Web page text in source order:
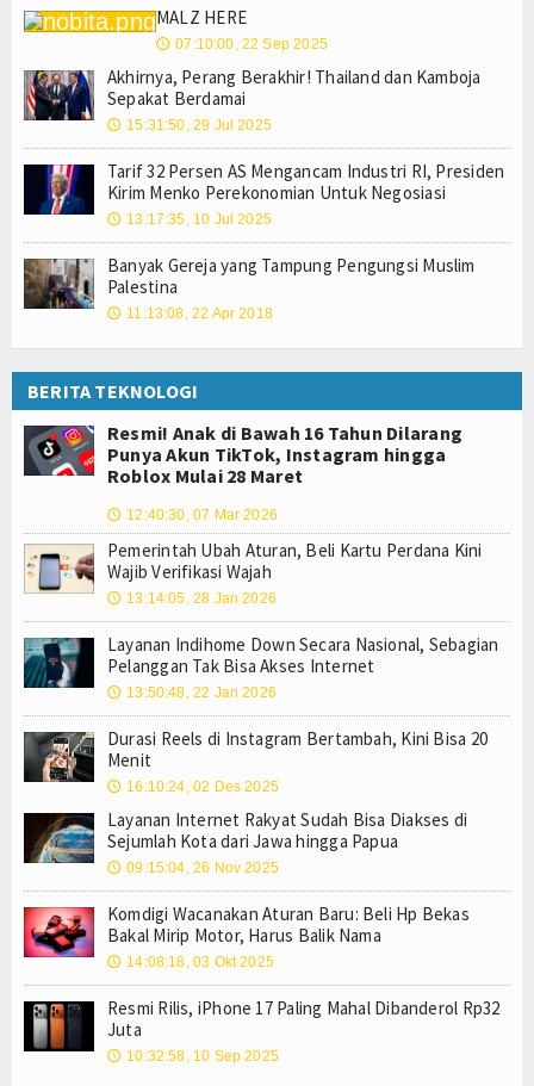
MALZ HERE
🕔 07:10:00, 22 Sep 2025
Akhirnya, Perang Berakhir! Thailand dan Kamboja
Sepakat Berdamai
🕔 15:31:50, 29 Jul 2025
Tarif 32 Persen AS Mengancam Industri RI, Presiden
Kirim Menko Perekonomian Untuk Negosiasi
🕔 13:17:35, 10 Jul 2025
Banyak Gereja yang Tampung Pengungsi Muslim
Palestina
🕔 11:13:08, 22 Apr 2018
BERITA TEKNOLOGI
Resmi! Anak di Bawah 16 Tahun Dilarang
Punya Akun TikTok, Instagram hingga
Roblox Mulai 28 Maret
🕔 12:40:30, 07 Mar 2026
Pemerintah Ubah Aturan, Beli Kartu Perdana Kini
Wajib Verifikasi Wajah
🕔 13:14:05, 28 Jan 2026
Layanan Indihome Down Secara Nasional, Sebagian
Pelanggan Tak Bisa Akses Internet
🕔 13:50:48, 22 Jan 2026
Durasi Reels di Instagram Bertambah, Kini Bisa 20
Menit
🕔 16:10:24, 02 Des 2025
Layanan Internet Rakyat Sudah Bisa Diakses di
Sejumlah Kota dari Jawa hingga Papua
🕔 09:15:04, 26 Nov 2025
Komdigi Wacanakan Aturan Baru: Beli Hp Bekas
Bakal Mirip Motor, Harus Balik Nama
🕔 14:08:18, 03 Okt 2025
Resmi Rilis, iPhone 17 Paling Mahal Dibanderol Rp32
Juta
🕔 10:32:58, 10 Sep 2025